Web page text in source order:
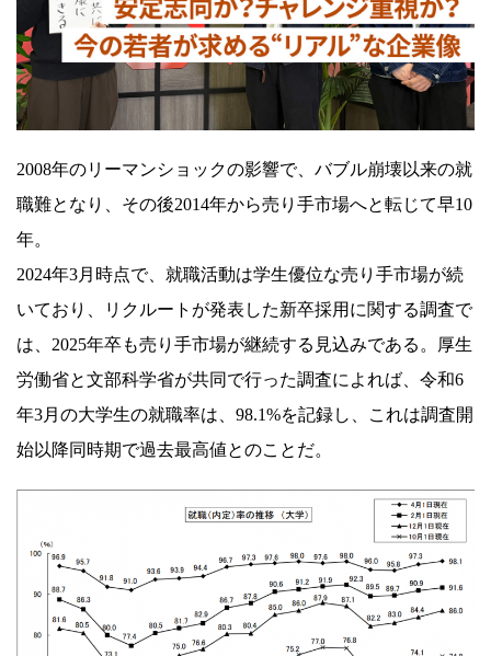
働
方
若
者
の
ホ
ン
ネ
2008年のリーマンショックの影響で、バブル崩壊以来の就
職難となり、その後2014年から売り手市場へと転じて早10
年。
2024年3月時点で、就職活動は学生優位な売り手市場が続
いており、リクルートが発表した新卒採用に関する調査で
は、2025年卒も売り手市場が継続する見込みである。厚生
労働省と文部科学省が共同で行った調査によれば、令和6
年3月の大学生の就職率は、98.1%を記録し、これは調査開
始以降同時期で過去最高値とのことだ。